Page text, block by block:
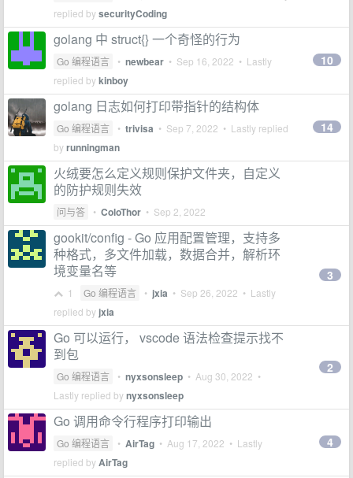
replied bysecurityCoding
golang 中 struct{} 一个奇怪的行为
Go 编程语言 • newbear • Sep 16, 2022 • Lastly
replied bykinboy
10
golang 日志如何打印带指针的结构体
Go 编程语言 • trivisa • Sep 7, 2022 • Lastly replied
byrunningman
14
火绒要怎么定义规则保护文件夹，自定义
的防护规则失效
问与答 • ColoThor • Sep 2, 2022
gookit/config - Go 应用配置管理，支持多
种格式，多文件加载，数据合并，解析环
境变量名等
1 Go 编程语言 • jxia • Sep 26, 2022 • Lastly
replied by jxia
3
Go 可以运行， vscode 语法检查提示找不
到包
Go 编程语言 • nyxsonsleep • Aug 30, 2022 •
Lastly replied bynyxsonsleep
2
Go 调用命令行程序打印输出
Go 编程语言 • AirTag • Aug 17, 2022 • Lastly
replied byAirTag
4